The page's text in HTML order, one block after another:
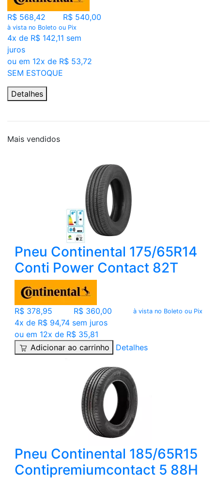
R$ 568,42 R$ 540,00
à vista no Boleto ou Pix
4x de R$ 142,11 sem
juros
ou em 12x de R$ 53,72
SEM ESTOQUE
Detalhes
Mais vendidos
Pneu Continental 175/65R14
Conti Power Contact 82T
R$ 378,95 R$ 360,00 à vista no Boleto ou Pix
4x de R$ 94,74 sem juros
ou em 12x de R$ 35,81
Adicionar ao carrinho
Detalhes
Pneu Continental 185/65R15
Contipremiumcontact 5 88H